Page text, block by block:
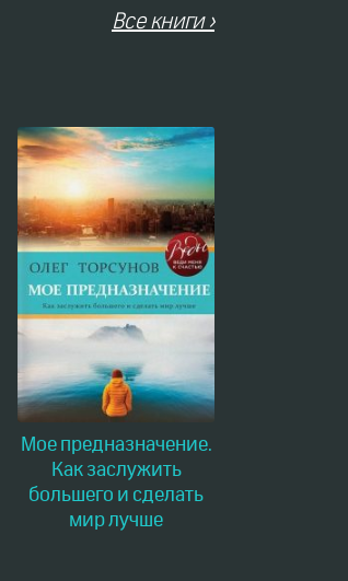
Все книги ›
Мое предназначение.
Как заслужить
большего и сделать
мир лучше